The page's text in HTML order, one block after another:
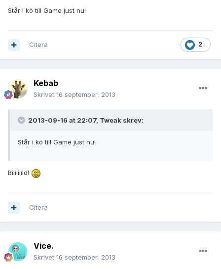
Står i kö till Game just nu!
2
Citera
Kebab
Skrivet 16 september, 2013
2013-09-16 at 22:07, Tweak skrev:
Står i kö till Game just nu!
Biiiiiiild!
Citera
Vice.
Skrivet 16 september, 2013